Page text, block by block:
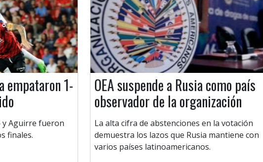
empataron 1-
y Aguirre fueron
finales.
OEA suspende a Rusia como país
observador de la organización
La alta cifra de abstenciones en la votación
demuestra los lazos que Rusia mantiene con
varios países latinoamericanos.